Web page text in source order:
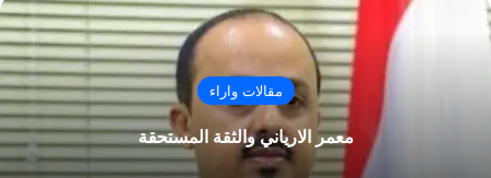
مقالات واراء
معمر الارياني والثقة المستحقة